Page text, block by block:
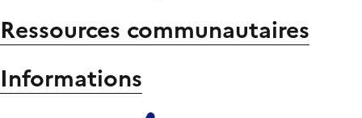
Ressources communautaires
Informations